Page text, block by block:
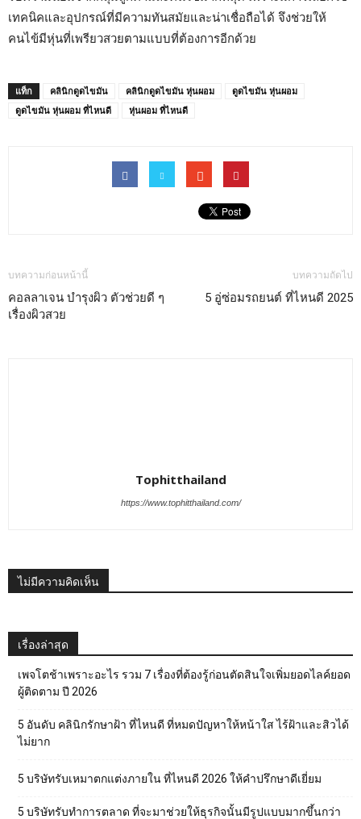
เทคนิคและอุปกรณ์ที่มีความทันสมัยและน่าเชื่อถือได้ จึงช่วยให้
คนไข้มีหุ่นที่เพรียวสวยตามแบบที่ต้องการอีกด้วย
แท็ก คลินิกดูดไขมัน คลินิกดูดไขมัน หุ่นผอม
ดูดไขมัน หุ่นผอม
ดูดไขมัน หุ่นผอม ที่ไหนดี
หุ่นผอม ที่ไหนดี
บทความก่อนหน้านี้
คอลลาเจน บำรุงผิว ตัวช่วยดี ๆ
เรื่องผิวสวย
บทความถัดไป
5 อู่ซ่อมรถยนต์ ที่ไหนดี 2025
Tophitthailand
https://www.tophitthailand.com/
ไม่มีความคิดเห็น
เรื่องล่าสุด
เพจโตช้าเพราะอะไร รวม 7 เรื่องที่ต้องรู้ก่อนตัดสินใจเพิ่มยอดไลค์ยอด
ผู้ติดตาม ปี 2026
5 อันดับ คลินิกรักษาฝ้า ที่ไหนดี ที่หมดปัญหาให้หน้าใส ไร้ฝ้าและสิวได้
ไม่ยาก
5 บริษัทรับเหมาตกแต่งภายใน ที่ไหนดี 2026 ให้คำปรึกษาดีเยี่ยม
5 บริษัทรับทำการตลาด ที่จะมาช่วยให้ธุรกิจนั้นมีรูปแบบมากขึ้นกว่า